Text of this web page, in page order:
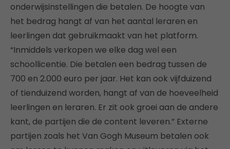
onderwijsinstellingen die betalen. De hoogte van
het bedrag hangt af van het aantal leraren en
leerlingen dat gebruikmaakt van het platform.
“Inmiddels verkopen we elke dag wel een
schoollicentie. Die betalen een bedrag tussen de
700 en 2.000 euro per jaar. Het kan ook vijfduizend
of tienduizend worden, hangt af van de hoeveelheid
leerlingen en leraren. Er zit ook groei aan de andere
kant, de partijen die de content leveren.” Externe
partijen zoals het Van Gogh Museum betalen ook